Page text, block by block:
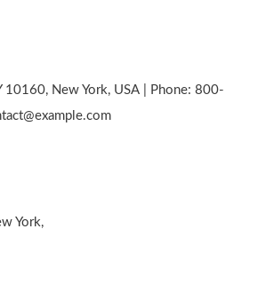
10160, New York, USA | Phone: 800-
York,